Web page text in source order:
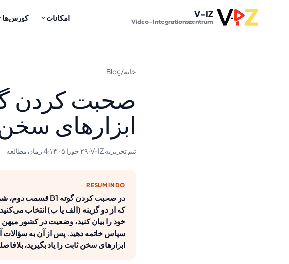
V-IZ
Video-Integrationszentrum امکانات کورس‌ها
خانه/
Blog
ابزارهای
تیم تحریریه V-IZ ·۲۹ جوزا ۱۴۰۵ ·4 زمان مطالعه
RESUMINDO
که از دو گزینه (الف یا ب) انتخاب
خود را بیان کنید، وضعیت در کشور میهن
سپاس خاتمه دهید. پس از آن به سؤالات
ابزارهای سخن ثابت را یاد بگیرید،